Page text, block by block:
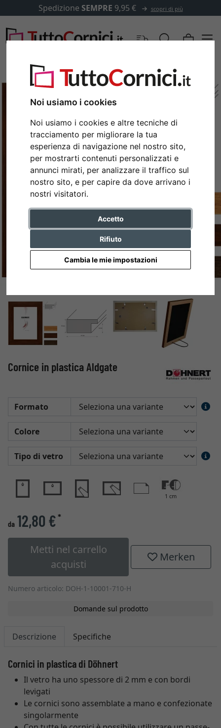
Noi usiamo i cookies
Noi usiamo i cookies e altre tecniche di
tracciamento per migliorare la tua
esperienza di navigazione nel nostro sito,
per mostrarti contenuti personalizzati e
annunci mirati, per analizzare il traffico sul
nostro sito, e per capire da dove arrivano i
nostri visitatori.
Accetto
Rifiuto
Cambia le mie impostazioni
Spedizione SEMPRE 9,95 € scopri di più
Indietro
Cornice in plastica Aldgate
Formato
Colore
Tipo di vetro
1 cm
da 12,80 €*
Metti nel carrello
acquisti
Merken
Numero articolo: DOH-1-10001-710-H
Domande sul prodotto
Descrizione Specifiche
Cornici in plastica di Döhnert
Il vetro ha uno spessore di 2 mm e con bordi
levigati
Le cornici sono assemblate a mano e confezionate
singolarmente